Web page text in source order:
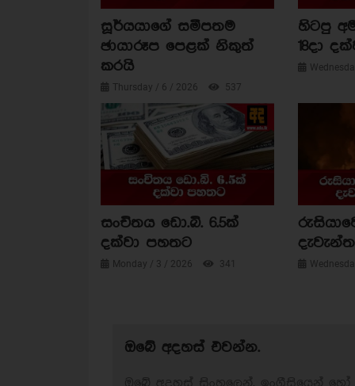
සූර්යයාගේ සමීපතම
ඡායාරූප පෙළක් නිකුත්
කරයි
Thursday / 6 / 2026 537
හිටපු
18දා
සංචිතය ඩො.බි. 6.5ක්
දක්වා පහතට
Monday / 3 / 2026 341
ඔබේ අදහස් එවන්න.